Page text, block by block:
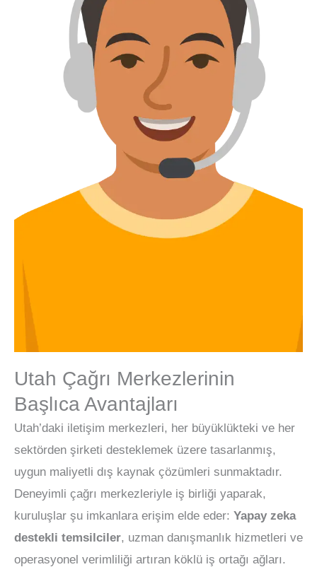
Utah Çağrı Merkezlerinin
Başlıca Avantajları
Utah’daki iletişim merkezleri, her büyüklükteki ve her
sektörden şirketi desteklemek üzere tasarlanmış,
uygun maliyetli dış kaynak çözümleri sunmaktadır.
Deneyimli çağrı merkezleriyle iş birliği yaparak,
kuruluşlar şu imkanlara erişim elde eder: Yapay zeka
destekli temsilciler, uzman danışmanlık hizmetleri ve
operasyonel verimliliği artıran köklü iş ortağı ağları.